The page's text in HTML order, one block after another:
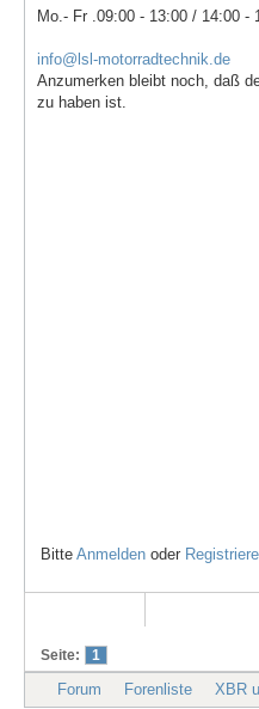
Mo.- Fr .09:00 - 13:00 / 14:00 -
info@lsl-motorradtechnik.de
Anzumerken bleibt noch, daß
zu haben ist.
Bitte Anmelden oder
Seite: 1
Forum Forenliste XBR